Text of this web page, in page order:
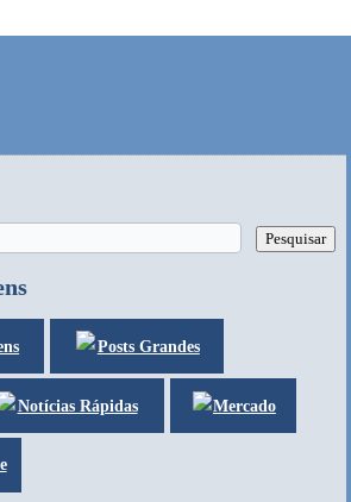
Posts Grandes
Notícias Rápidas Mercado